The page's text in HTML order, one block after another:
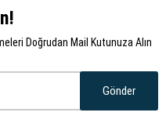
Doğrudan Mail Kutunuza Alın
Gönder